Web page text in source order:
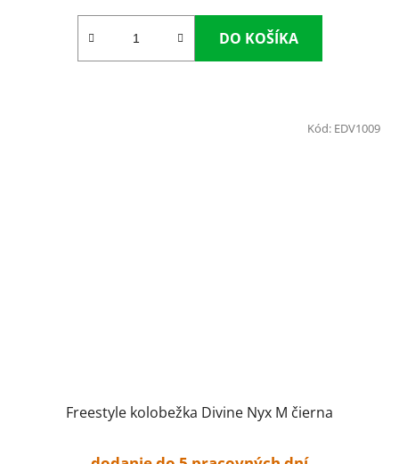
DO KOŠÍKA
Freestyle kolobežka Divine Nyx M čierna
Kód: EDV1009